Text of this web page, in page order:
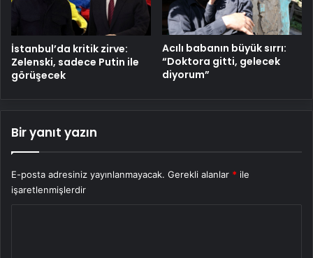
İstanbul’da kritik zirve:
Zelenski, sadece Putin ile
görüşecek
Acılı babanın büyük sırrı:
“Doktora gitti, gelecek
diyorum”
Bir yanıt yazın
E-posta adresiniz yayınlanmayacak. Gerekli alanlar * ile
işaretlenmişlerdir